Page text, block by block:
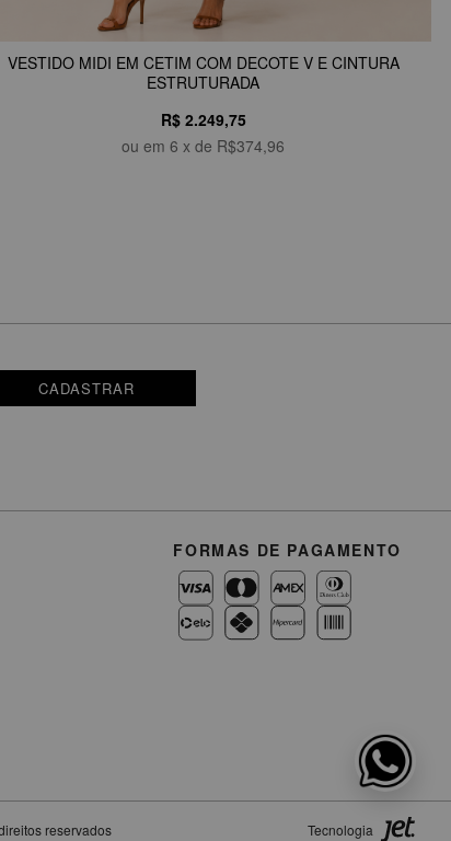
VESTIDO MIDI EM CETIM COM DECOTE V E CINTURA
ESTRUTURADA
R$ 2.249,75
ou em 6 x de R$374,96
CADASTRAR
FORMAS DE PAGAMENTO
reservados Tecnologia